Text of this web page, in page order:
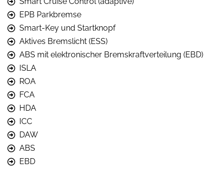
EPB Parkbremse
Smart-Key und Startknopf
Aktives Bremslicht (ESS)
ABS mit elektronischer Bremskraftverteilung (EBD)
ISLA
ROA
FCA
HDA
ICC
DAW
ABS
EBD